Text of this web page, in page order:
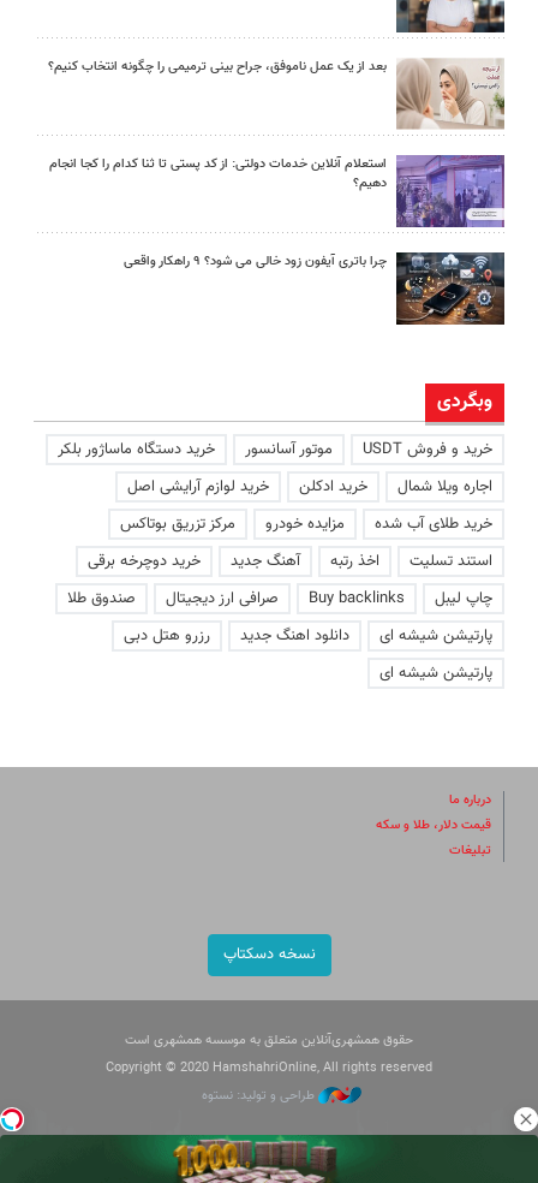
بعد از یک عمل ناموفق، جراح بینی ترمیمی را چگونه انتخاب کنیم؟
استعلام آنلاین خدمات دولتی: از کد پستی تا ثنا کدام را کجا انجام
دهیم؟
چرا باتری آیفون زود خالی می شود؟ ۹ راهکار واقعی
وبگردی
خرید و فروش USDT موتور آسانسور
خرید دستگاه ماساژور بلکر
اجاره ویلا شمال
خرید ادکلن
خرید لوازم آرایشی اصل
خرید طلای آب شده
مزایده خودرو
مرکز تزریق بوتاکس
استند تسلیت
اخذ رتبه آهنگ جدید
خرید دوچرخه برقی
چاپ لیبل
Buy backlinks صرافی ارز دیجیتال
صندوق طلا
پارتیشن شیشه ای
دانلود اهنگ جدید
رزرو هتل دبی
پارتیشن شیشه ای
درباره ما
قیمت دلار، طلا و سکه
تبلیغات
نسخه دسکتاپ
حقوق همشهری‌آنلاین متعلق به موسسه همشهری است
Copyright © 2020 HamshahriOnline, All rights reserved
طراحی و تولید: نستوه